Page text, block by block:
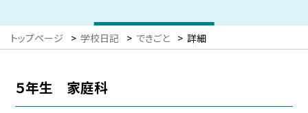
トップページ > 学校日記 > できごと > 詳細
５年生 家庭科